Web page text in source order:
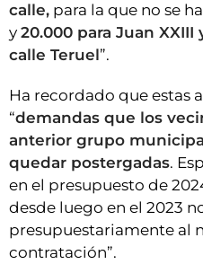
calle, para la que no se
y 20.000 para Juan
calle Teruel”.
Ha recordado que estas
“demandas que los
anterior grupo
quedar postergadas.
en el presupuesto de
desde luego en el 2023
presupuestariamente al
contratación”.